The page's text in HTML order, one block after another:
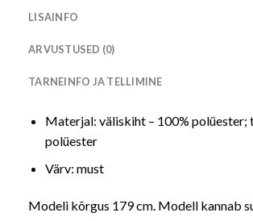
LISAINFO
ARVUSTUSED (0)
TARNEINFO JA TELLIMINE
Materjal: väliskiht – 100% polüester;
polüester
Värv: must
Modeli kõrgus 179 cm. Modell kannab